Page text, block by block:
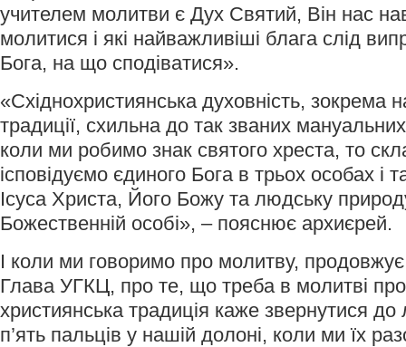
учителем молитви є Дух Святий, Він нас
молитися і які найважливіші блага слід
Бога, на що сподіватися».
«Східнохристиянська духовність, зокрема
традиції, схильна до так званих
коли ми робимо знак святого хреста, то
ісповідуємо єдиного Бога в трьох особах і
Ісуса Христа, Його Божу та людську
Божественній особі», – пояснює архиєрей.
І коли ми говоримо про молитву,
Глава УГКЦ, про те, що треба в молитві
християнська традиція каже звернутися
п’ять пальців у нашій долоні, коли ми їх